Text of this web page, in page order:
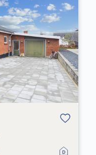
Bolig er gemt
under dine